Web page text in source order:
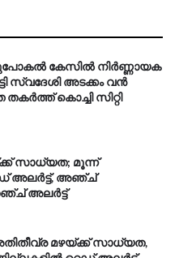
കേസിൽ നിർണ്ണായക
സ്വദേശി അടക്കം വൻ
കൊച്ചി സിറ്റി
സാധ്യത; മൂന്ന്
അലർട്ട്, അഞ്ച്
അലർട്ട്
മ​ഴ​യ്ക്ക് സാ​ധ്യ​ത,